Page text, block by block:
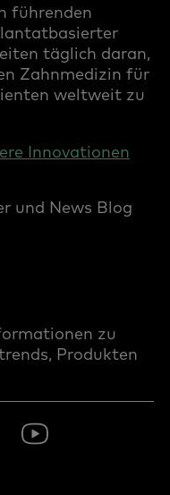
führenden
täglich daran,
Zahnmedizin für
weltweit zu
Innovationen
und News Blog
zu
Produkten
YouTube